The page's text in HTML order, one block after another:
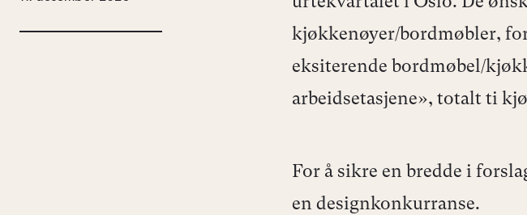
kjøkkenøyer/bordmøbler,
eksiterende bordmøbel/
arbeidsetasjene», totalt ti
For å sikre en bredde i
en designkonkurranse.